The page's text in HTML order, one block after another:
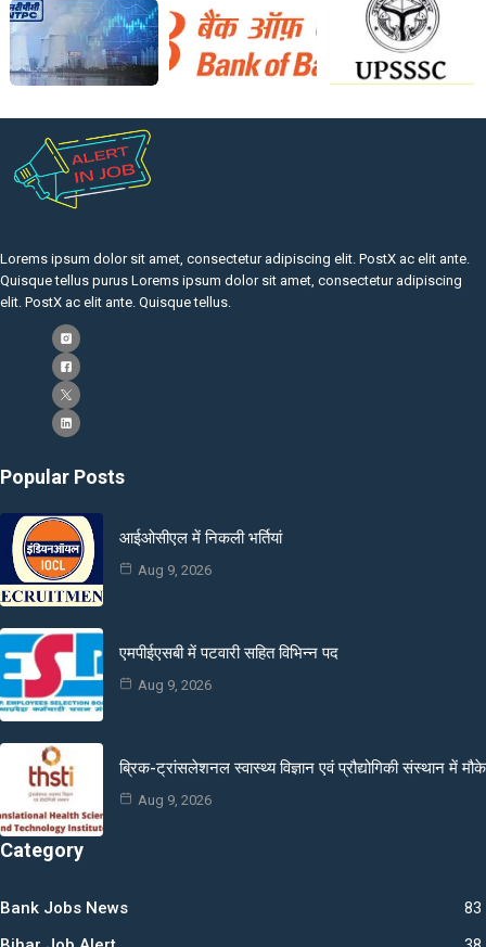
Lorems ipsum dolor sit amet, consectetur adipiscing elit. PostX ac elit ante.
Quisque tellus purus Lorems ipsum dolor sit amet, consectetur adipiscing
elit. PostX ac elit ante. Quisque tellus.
Popular Posts
आईओसीएल में निकली भर्तियां
Aug 9, 2026
एमपीईएसबी में पटवारी सहित विभिन्न पद
Aug 9, 2026
ब्रिक-ट्रांसलेशनल स्वास्थ्य विज्ञान एवं प्रौद्योगिकी संस्थान में मौके
Aug 9, 2026
Category
Bank Jobs News 83